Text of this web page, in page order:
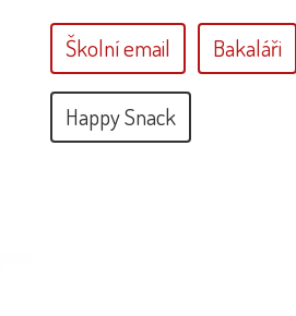
Školní email Bakaláři
Happy Snack